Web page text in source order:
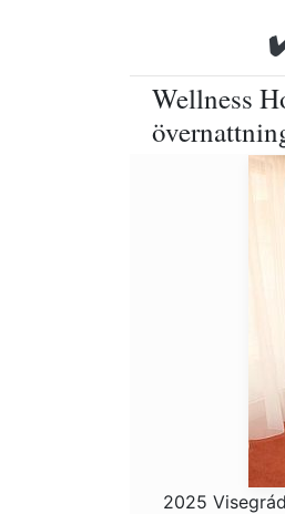
Wellness
2025